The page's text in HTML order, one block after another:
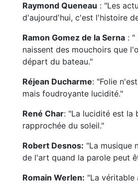
Raymond Queneau : "Les
d'aujourd'hui, c'est l'histoire
Ramon Gomez de la Serna : "
naissent des mouchoirs que
départ du bateau."
Réjean Ducharme: "Folie
mais foudroyante lucidité."
René Char: "La lucidité est la
rapprochée du soleil."
Robert Desnos: "La musique
de l'art quand la parole peut
Romain Werlen: "La véritable